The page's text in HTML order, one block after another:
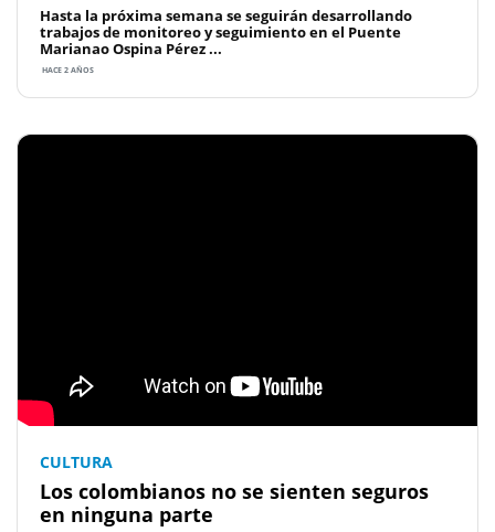
Hasta la próxima semana se seguirán desarrollando
trabajos de monitoreo y seguimiento en el Puente
Marianao Ospina Pérez ...
HACE 2 AÑOS
CULTURA
Los colombianos no se sienten seguros
en ninguna parte